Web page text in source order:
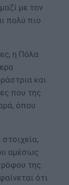
με τον
πολύ πιο
η Πόλα
και
που της
όπου
αμέσως
της.
ότι